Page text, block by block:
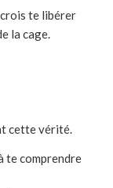
te libérer
la cage.
cette vérité.
te comprendre